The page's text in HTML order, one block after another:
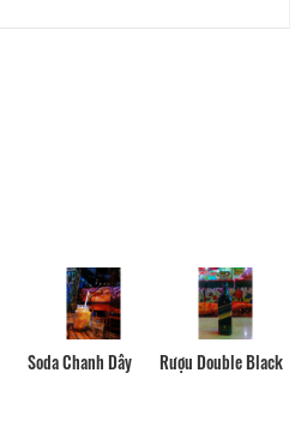
Soda Chanh Dây Rượu Double Black